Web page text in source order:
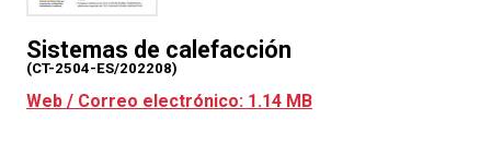
Sistemas de calefacción
(CT-2504-ES/202208)
Web / Correo electrónico: 1.14 MB